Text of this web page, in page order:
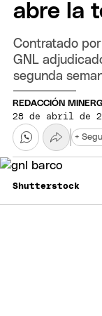
abre la
Contratado
GNL
segunda
REDACCIÓN
28 de abril de
+
Shutterstock